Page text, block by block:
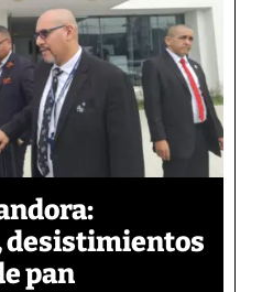
desistimientos
pan